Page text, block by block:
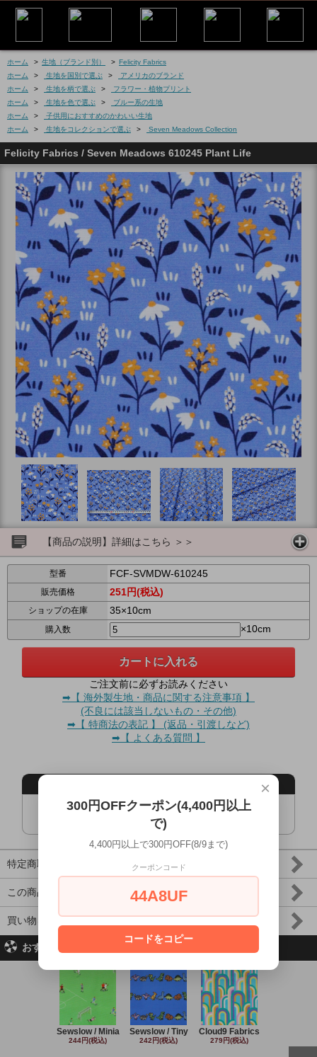
ホーム > 生地（ブランド別） > Felicity Fabrics
ホーム
> 生地を国別で選ぶ >
アメリカのブランド
ホーム
> 生地を柄で選ぶ >
フラワー・植物プリント
ホーム
> 生地を色で選ぶ >
ブルー系の生地
ホーム
>
子供用におすすめのかわいい生地
ホーム
> 生地をコレクションで選ぶ > Seven Meadows Collection
Felicity Fabrics / Seven Meadows 610245 Plant Life
【商品の説明】詳細はこちら ＞＞
型番 FCF-SVMDW-610245
販売価格 251円(税込)
ショップの在庫 35×10cm
購入数 ×10cm
ご注文前に必ずお読みください
➡【 海外製生地・商品に関する注意事項 】
(不良には該当しないもの・その他)
➡【 特商法の表記 】 (返品・引渡しなど)
➡【 よくある質問 】
特定商取引法に基づく表記 (返品など)
この商品について問い合わせる
買い物を続ける
おすすめ商品
Sewslow / Minia
244円(税込)
Sewslow / Tiny
242円(税込)
Cloud9 Fabrics
279円(税込)
×
300円OFFクーポン(4,400円以上
で)
4,400円以上で300円OFF(8/9まで)
クーポンコード
44A8UF
コードをコピー